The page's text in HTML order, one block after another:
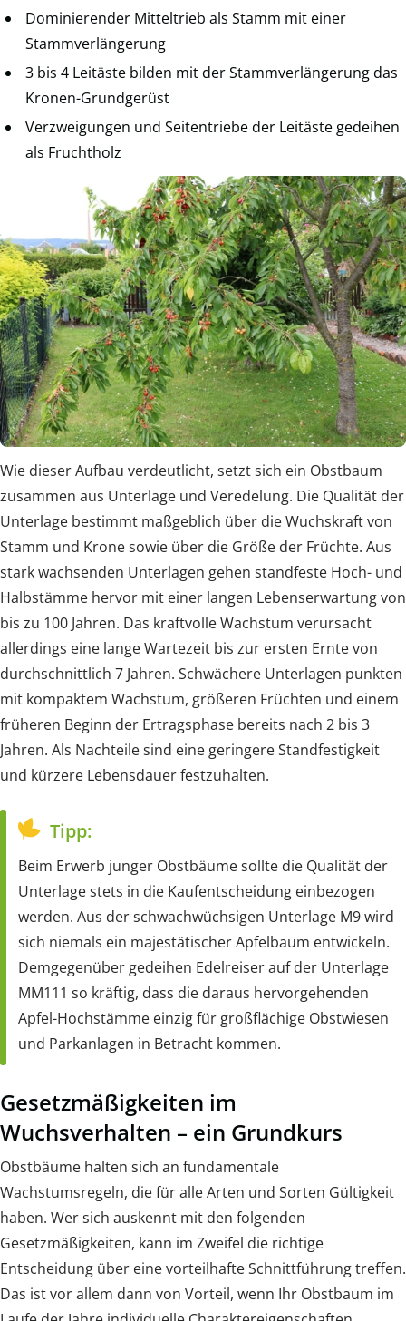
Dominierender Mitteltrieb als Stamm mit einer
Stammverlängerung
3 bis 4 Leitäste bilden mit der Stammverlängerung das
Kronen-Grundgerüst
Verzweigungen und Seitentriebe der Leitäste gedeihen
als Fruchtholz
Wie dieser Aufbau verdeutlicht, setzt sich ein Obstbaum
zusammen aus Unterlage und Veredelung. Die Qualität der
Unterlage bestimmt maßgeblich über die Wuchskraft von
Stamm und Krone sowie über die Größe der Früchte. Aus
stark wachsenden Unterlagen gehen standfeste Hoch- und
Halbstämme hervor mit einer langen Lebenserwartung von
bis zu 100 Jahren. Das kraftvolle Wachstum verursacht
allerdings eine lange Wartezeit bis zur ersten Ernte von
durchschnittlich 7 Jahren. Schwächere Unterlagen punkten
mit kompaktem Wachstum, größeren Früchten und einem
früheren Beginn der Ertragsphase bereits nach 2 bis 3
Jahren. Als Nachteile sind eine geringere Standfestigkeit
und kürzere Lebensdauer festzuhalten.
Tipp:
Beim Erwerb junger Obstbäume sollte die Qualität der
Unterlage stets in die Kaufentscheidung einbezogen
werden. Aus der schwachwüchsigen Unterlage M9 wird
sich niemals ein majestätischer Apfelbaum entwickeln.
Demgegenüber gedeihen Edelreiser auf der Unterlage
MM111 so kräftig, dass die daraus hervorgehenden
Apfel-Hochstämme einzig für großflächige Obstwiesen
und Parkanlagen in Betracht kommen.
Gesetzmäßigkeiten im
Wuchsverhalten – ein Grundkurs
Obstbäume halten sich an fundamentale
Wachstumsregeln, die für alle Arten und Sorten Gültigkeit
haben. Wer sich auskennt mit den folgenden
Gesetzmäßigkeiten, kann im Zweifel die richtige
Entscheidung über eine vorteilhafte Schnittführung treffen.
Das ist vor allem dann von Vorteil, wenn Ihr Obstbaum im